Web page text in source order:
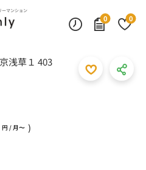
ーマンション
0
0
浅草１ 403
円 / 月〜 )